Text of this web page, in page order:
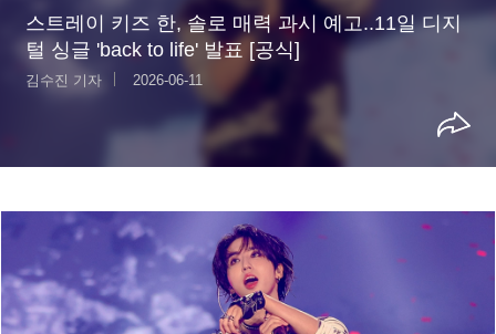
스트레이 키즈 한, 솔로 매력 과시 예고..11일 디지
털 싱글 'back to life' 발표 [공식]
김수진 기자 2026-06-11